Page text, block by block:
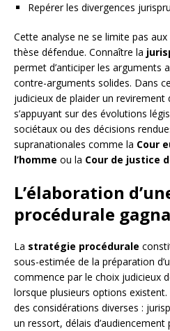
Repérer les divergences
Cette analyse ne se limite pas
thèse défendue. Connaître la
permet d’anticiper les arguments
contre-arguments solides. Dans
judicieux de plaider un revirement
s’appuyant sur des évolutions
sociétaux ou des décisions
supranationales comme la Cour
l’homme ou la Cour de justice
L’élaboration
procédurale
La stratégie procédurale
sous-estimée de la préparation
commence par le choix judicieux
lorsque plusieurs options
des considérations diverses :
un ressort, délais